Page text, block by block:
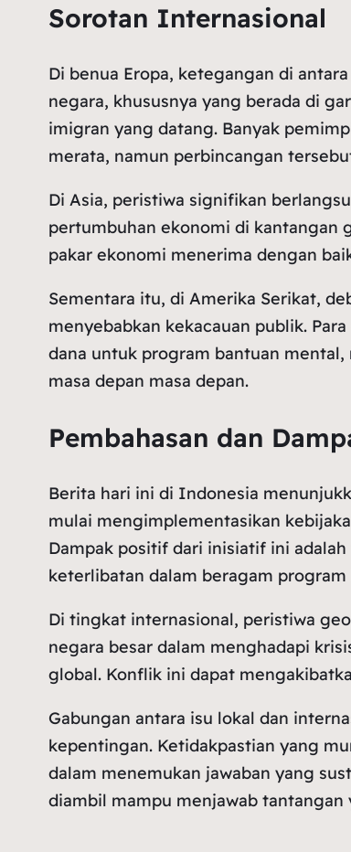
Sorotan Internasional
Di benua Eropa, ketegangan di
negara, khususnya yang berada di
imigran yang datang. Banyak
merata, namun perbincangan
Di Asia, peristiwa signifikan
pertumbuhan ekonomi di kantangan
pakar ekonomi menerima dengan
Sementara itu, di Amerika Serikat,
menyebabkan kekacauan publik.
dana untuk program bantuan
masa depan masa depan.
Pembahasan dan
Berita hari ini di Indonesia
mulai mengimplementasikan
Dampak positif dari inisiatif ini
keterlibatan dalam beragam program
Di tingkat internasional, peristiwa
negara besar dalam menghadapi
global. Konflik ini dapat
Gabungan antara isu lokal dan
kepentingan. Ketidakpastian yang
dalam menemukan jawaban yang
diambil mampu menjawab tantangan